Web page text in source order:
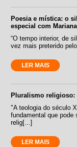
Poesia e mística: o
especial com
“O tempo interior, de
vez mais preterido
LER MAIS
Pluralismo religioso:
"A teologia do século
fundamental que pode
relig[...]
LER MAIS